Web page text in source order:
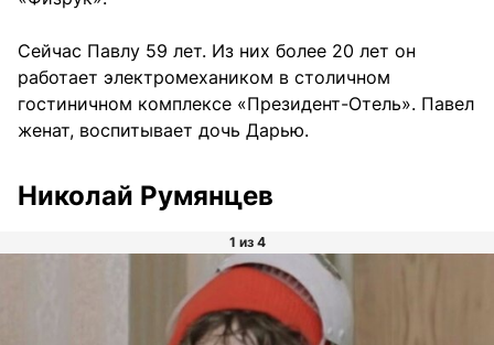
Сейчас Павлу 59 лет. Из них более 20 лет он
работает электромехаником в столичном
гостиничном комплексе «Президент-Отель». Павел
женат, воспитывает дочь Дарью.
Николай Румянцев
1 из 4